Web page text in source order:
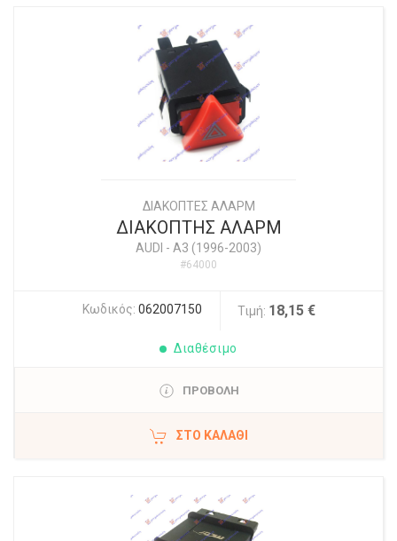
ΔΙΑΚΟΠΤΕΣ ΑΛΑΡΜ
ΔΙΑΚΟΠΤΗΣ ΑΛΑΡΜ
AUDI - A3 (1996-2003)
#64000
Κωδικός: 062007150 Τιμή: 18,15 €
Διαθέσιμο
ΠΡΟΒΟΛΗ
ΣΤΟ ΚΑΛΆΘΙ